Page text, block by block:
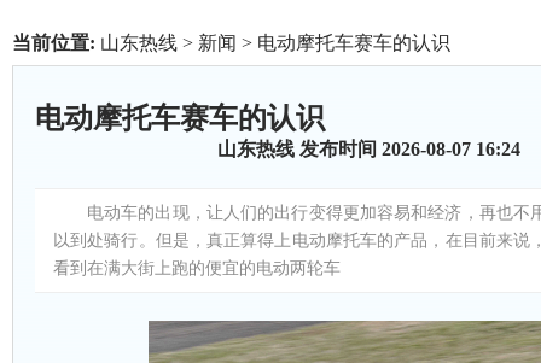
当前位置: 山东热线 > 新闻 > 电动摩托车赛车的认识
电动摩托车赛车的认识
山东热线发布时间 2026-08-07 16:24
电动车的出现，让人们的出行变得更加容易和经济，再也不
以到处骑行。但是，真正算得上电动摩托车的产品，在目前来说
看到在满大街上跑的便宜的电动两轮车